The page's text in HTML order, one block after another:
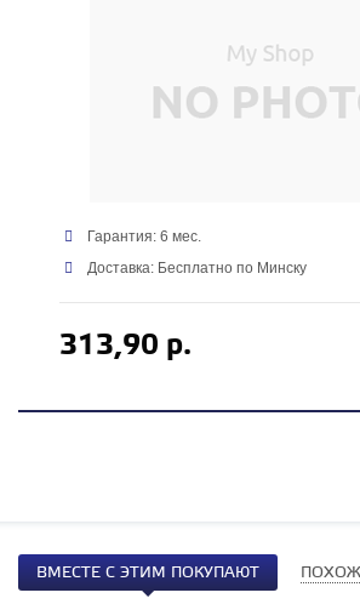
Гарантия: 6 мес.
Доставка: Бесплатно по Минску
313,90 р.
ВМЕСТЕ С ЭТИМ ПОКУПАЮТ